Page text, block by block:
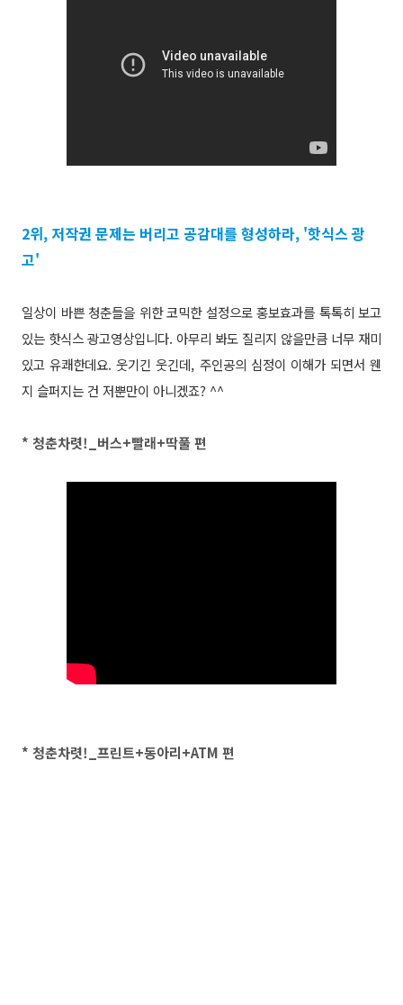
2위, 저작권 문제는 버리고 공감대를 형성하라, '핫식스 광
고'
일상이 바쁜 청춘들을 위한 코믹한 설정으로 홍보효과를 톡톡히 보고
있는 핫식스 광고영상입니다. 아무리 봐도 질리지 않을만큼 너무 재미
있고 유쾌한데요. 웃기긴 웃긴데, 주인공의 심정이 이해가 되면서 웬
지 슬퍼지는 건 저뿐만이 아니겠죠? ^^
* 청춘차렷!_버스+빨래+딱풀 편
* 청춘차렷!_프린트+동아리+ATM 편